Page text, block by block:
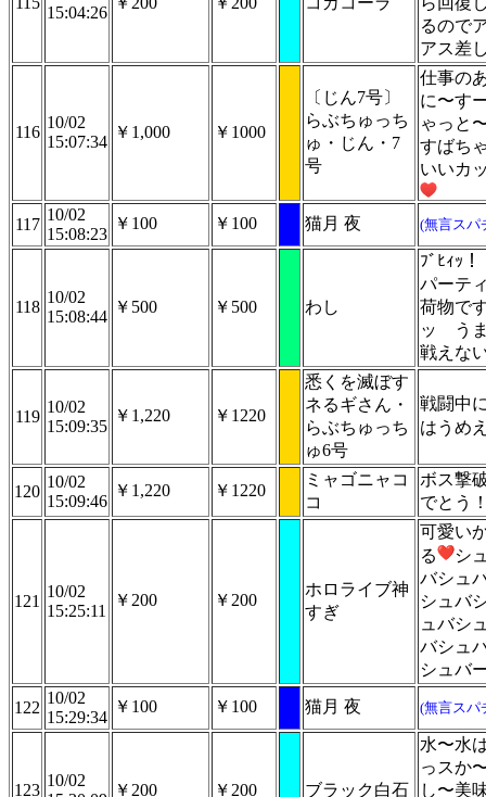
15:04:26
るので
アス差
116
10/02
15:07:34
￥1,000 ￥1000
〔じん7号〕
らぶちゅっち
ゅ・じん・7
号
仕事の
に〜す
ゃっと
すばち
いいカ
117
10/02
15:08:23
￥100 ￥100 猫月 夜 (無言スパ
118
10/02
15:08:44
￥500 ￥500 わし
ﾌﾞﾋｨｯ
パーテ
荷物で
ッ う
戦えな
119
10/02
15:09:35
￥1,220 ￥1220
悉くを滅ぼす
ネるギさん・
らぶちゅっち
ゅ6号
戦闘中
はうめ
120
10/02
15:09:46
￥1,220 ￥1220
ミャゴニャコ
コ
ボス撃
でとう
121
10/02
15:25:11
￥200 ￥200
ホロライブ神
すぎ
可愛い
る
シ
バシュ
シュバ
ュバシ
バシュ
シュバ
122
10/02
15:29:34
￥100 ￥100 猫月 夜 (無言スパ
123
10/02
￥200 ￥200 ブラック白石
水〜水
っスか
し〜美